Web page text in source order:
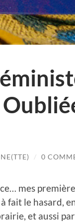
/ 0
mes
fait le hasard,
et aussi